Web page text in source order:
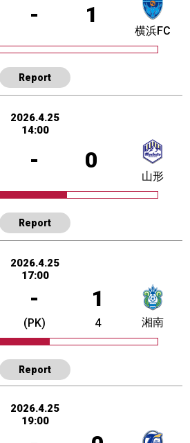
- 1
横浜FC
Report
2026.4.25
14:00
- 0
山形
Report
2026.4.25
17:00
- 1
(PK) 4 湘南
Report
2026.4.25
19:00